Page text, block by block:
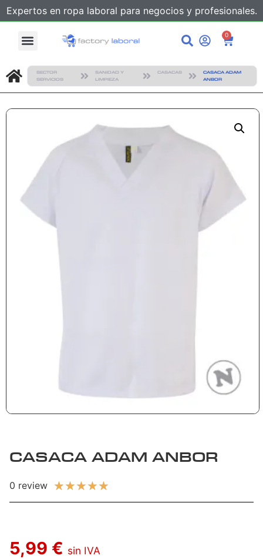
Expertos en ropa laboral para negocios y profesionales.
0
SECTOR
SERVICIOS
SANIDAD Y
LIMPIEZA
CASACAS
CASACA ADAM
ANBOR
CASACA ADAM ANBOR
0 review ★★★★★
5,99 € sin IVA